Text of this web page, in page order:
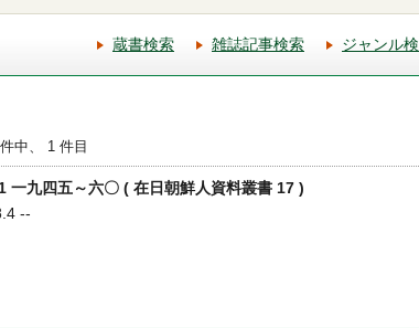
蔵書検索 雑誌記事検索 ジャンル
中、 1 件目
一九四五～六〇 ( 在日朝鮮人資料叢書 17 )
--